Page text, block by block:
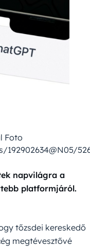
Foto
napvilágra a
platformjáról.
tőzsdei kereskedő
megtévesztővé